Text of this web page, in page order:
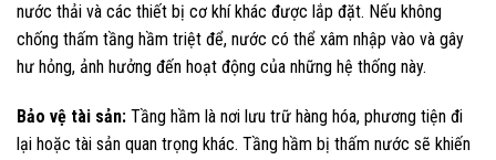
nước thải và các thiết bị cơ khí khác được lắp đặt. Nếu không
chống thấm tầng hầm triệt để, nước có thể xâm nhập vào và gây
hư hỏng, ảnh hưởng đến hoạt động của những hệ thống này.
Bảo vệ tài sản: Tầng hầm là nơi lưu trữ hàng hóa, phương tiện đi
lại hoặc tài sản quan trọng khác. Tầng hầm bị thấm nước sẽ khiến